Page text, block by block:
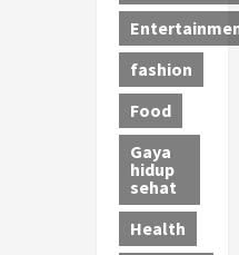
fashion
Food
Gaya
hidup
sehat
Health